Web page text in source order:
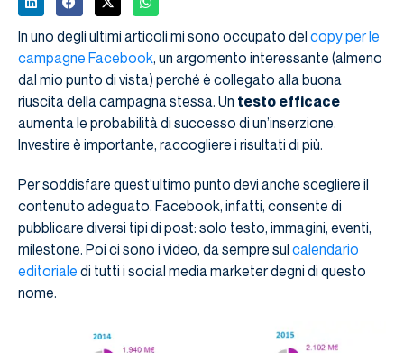
In uno degli ultimi articoli mi sono occupato del copy per le
campagne Facebook, un argomento interessante (almeno
dal mio punto di vista) perché è collegato alla buona
riuscita della campagna stessa. Un testo efficace
aumenta le probabilità di successo di un’inserzione.
Investire è importante, raccogliere i risultati di più.
Per soddisfare quest’ultimo punto devi anche scegliere il
contenuto adeguato. Facebook, infatti, consente di
pubblicare diversi tipi di post: solo testo, immagini, eventi,
milestone. Poi ci sono i video, da sempre sul calendario
editoriale di tutti i social media marketer degni di questo
nome.